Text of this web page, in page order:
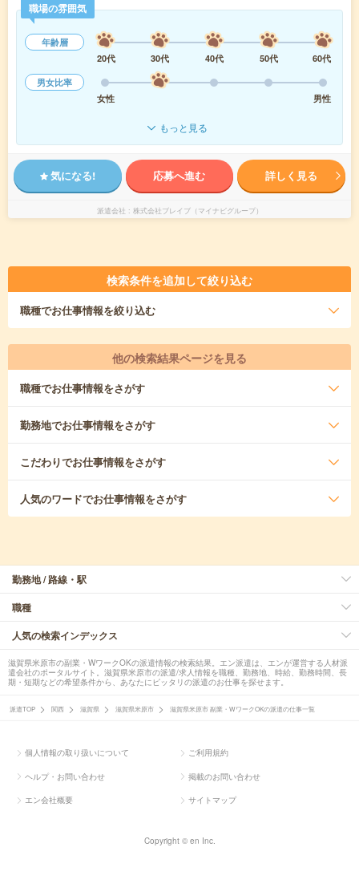
職場の雰囲気
年齢層
20代
30代 40代 50代
60代
男女比率
女性
男性
もっと見る
気になる! 応募へ進む 詳しく見る
派遣会社 株式会社ブレイブ（マイナビグループ）
検索条件を追加して絞り込む
職種でお仕事情報を絞り込む
他の検索結果ページを見る
職種でお仕事情報をさがす
勤務地でお仕事情報をさがす
こだわりでお仕事情報をさがす
人気のワードでお仕事情報をさがす
勤務地 / 路線・駅
職種
人気の検索インデックス
滋賀県米原市の副業・WワークOKの派遣情報の検索結果。エン派遣は、エンが運営する人材派
遣会社のポータルサイト。滋賀県米原市の派遣/求人情報を職種、勤務地、時給、勤務時間、長
期・短期などの希望条件から、あなたにピッタリの派遣のお仕事を探せます。
派遣TOP 関西 滋賀県 滋賀県米原市 滋賀県米原市 副業・WワークOKの派遣の仕事一覧
個人情報の取り扱いについて ご利用規約
ヘルプ・お問い合わせ 掲載のお問い合わせ
エン会社概要 サイトマップ
Copyright © en Inc.